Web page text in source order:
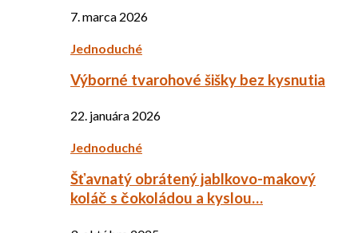
7. marca 2026
Jednoduché
Výborné tvarohové šišky bez kysnutia
22. januára 2026
Jednoduché
Šťavnatý obrátený jablkovo-makový
koláč s čokoládou a kyslou…